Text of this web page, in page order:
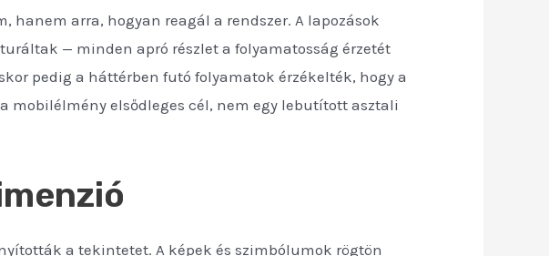
arra, hogyan reagál a rendszer. A lapozások
— minden apró részlet a folyamatosság érzetét
pedig a háttérben futó folyamatok érzékelték, hogy a
mobilélmény elsődleges cél, nem egy lebutított asztali
a tekintetet. A képek és szimbólumok rögtön